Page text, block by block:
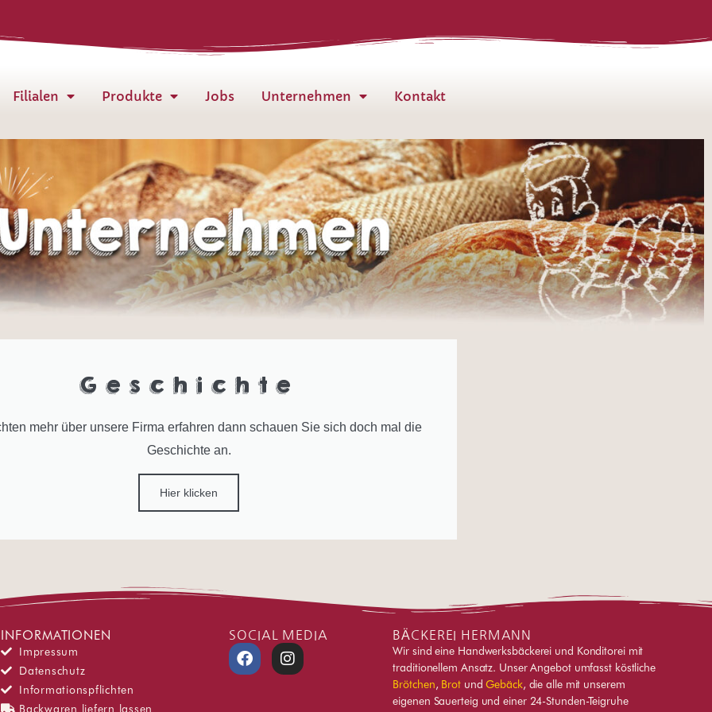
Filialen Produkte Jobs Unternehmen Kontakt
Geschichte
mehr über unsere Firma erfahren dann schauen Sie sich doch mal die
Geschichte an.
Hier klicken
INFORMATIONEN
Impressum
Datenschutz
Informationspflichten
Backwaren liefern lassen
SOCIAL MEDIA
F
a
I
n
BÄCKEREI HERMANN
Wir sind eine Handwerksbäckerei und Konditorei mit
traditionellem Ansatz. Unser Angebot umfasst köstliche
Brötchen, BrotundGebäck, die alle mit unserem
eigenen Sauerteig und einer 24-Stunden-Teigruhe